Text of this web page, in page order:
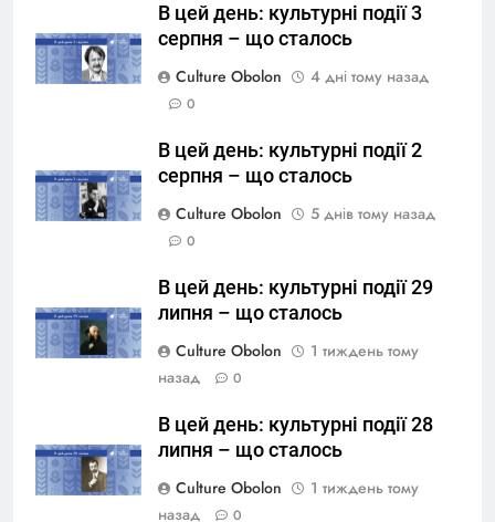
В цей день: культурні події 3
серпня – що сталось
Culture Obolon
4 дні тому назад
0
В цей день: культурні події 2
серпня – що сталось
Culture Obolon
5 днів тому назад
0
В цей день: культурні події 29
липня – що сталось
Culture Obolon
1 тиждень тому
назад
0
В цей день: культурні події 28
липня – що сталось
Culture Obolon
1 тиждень тому
назад
0